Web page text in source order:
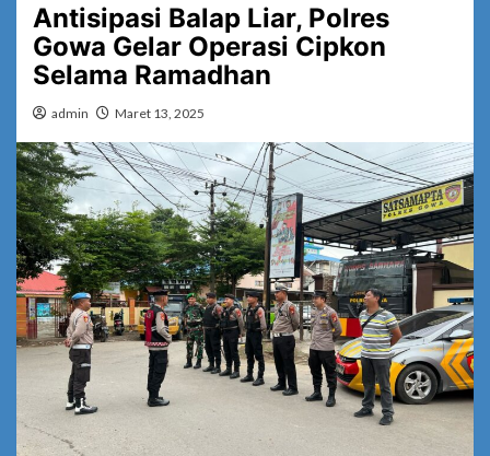
Antisipasi Balap Liar, Polres
Gowa Gelar Operasi Cipkon
Selama Ramadhan
admin Maret 13, 2025